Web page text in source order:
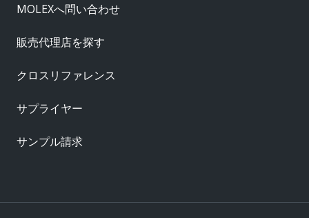
MOLEXへ問い合わせ
販売代理店を探す
クロスリファレンス
サプライヤー
サンプル請求